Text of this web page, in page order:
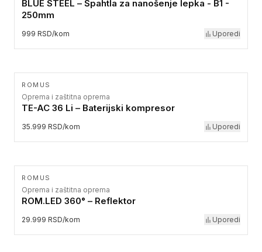
BLUE STEEL – Špahtla za nanošenje lepka - B1 -
250mm
999 RSD/kom Uporedi
ROMUS
Oprema i zaštitna oprema
TE-AC 36 Li – Baterijski kompresor
35.999 RSD/kom Uporedi
ROMUS
Oprema i zaštitna oprema
ROM.LED 360° – Reflektor
29.999 RSD/kom Uporedi